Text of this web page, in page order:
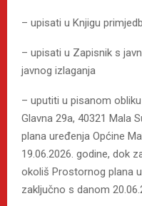
– upisati u Knjigu
– upisati u Zapisnik s
javnog izlaganja
– uputiti u pisanom
Glavna 29a, 40321 Mala
plana uređenja Općine
19.06.2026. godine, dok
okoliš Prostornog plana
zaključno s danom